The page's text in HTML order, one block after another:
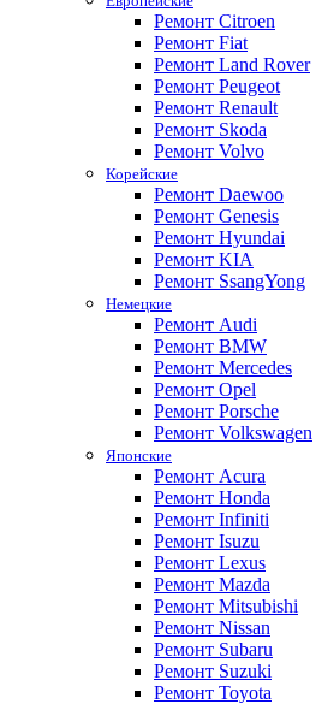
Ремонт Citroen
Ремонт Fiat
Ремонт Land Rover
Ремонт Peugeot
Ремонт Renault
Ремонт Skoda
Ремонт Volvo
Корейские
Ремонт Daewoo
Ремонт Genesis
Ремонт Hyundai
Ремонт KIA
Ремонт SsangYong
Немецкие
Ремонт Audi
Ремонт BMW
Ремонт Mercedes
Ремонт Opel
Ремонт Porsche
Ремонт Volkswagen
Японские
Ремонт Acura
Ремонт Honda
Ремонт Infiniti
Ремонт Isuzu
Ремонт Lexus
Ремонт Mazda
Ремонт Mitsubishi
Ремонт Nissan
Ремонт Subaru
Ремонт Suzuki
Ремонт Toyota